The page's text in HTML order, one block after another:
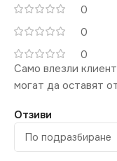
0
0
0
Отзиви
Само влезли
могат да оставят